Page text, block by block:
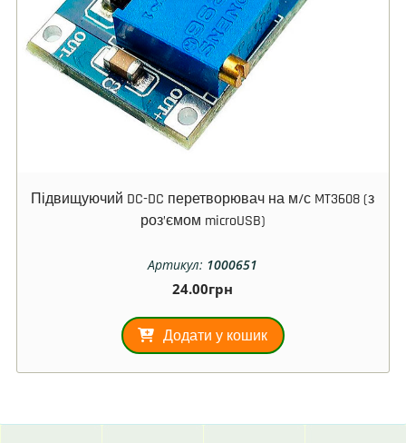
Підвищуючий DC-DC перетворювач на м/с MT3608 (з
роз’ємом microUSB)
Артикул: 1000651
24.00грн
Додати у кошик